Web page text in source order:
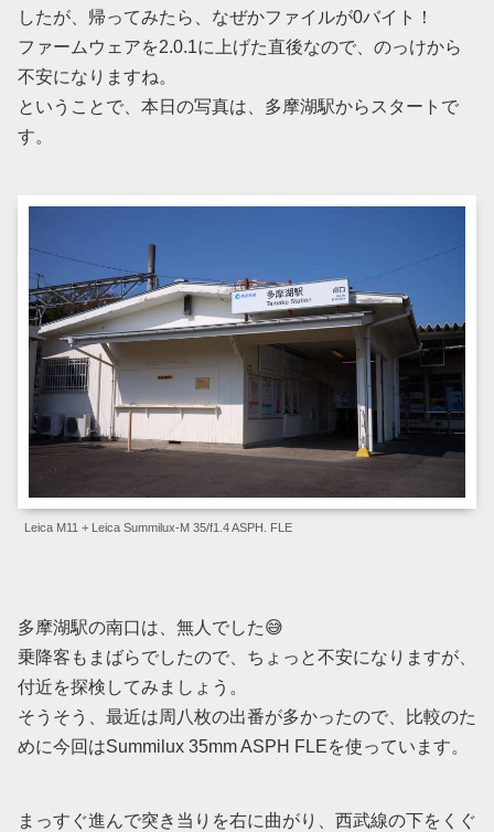
したが、帰ってみたら、なぜかファイルが0バイト！
ファームウェアを2.0.1に上げた直後なので、のっけから
不安になりますね。
ということで、本日の写真は、多摩湖駅からスタートで
す。
Leica M11 + Leica Summilux-M 35/f1.4 ASPH. FLE
多摩湖駅の南口は、無人でした😅
乗降客もまばらでしたので、ちょっと不安になりますが、
付近を探検してみましょう。
そうそう、最近は周八枚の出番が多かったので、比較のた
めに今回はSummilux 35mm ASPH FLEを使っています。
まっすぐ進んで突き当りを右に曲がり、西武線の下をくぐ